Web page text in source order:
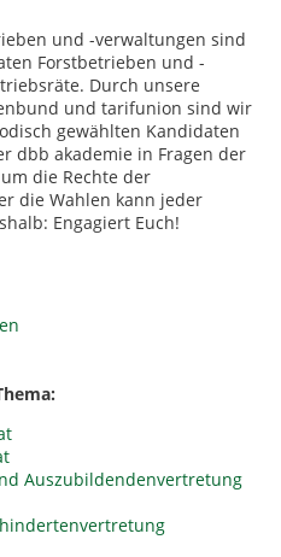
und -verwaltungen sind
Forstbetrieben und -
Durch unsere
und tarifunion sind wir
gewählten Kandidaten
dbb akademie in Fragen der
die Rechte der
die Wahlen kann jeder
Engagiert Euch!
Auszubildendenvertretung